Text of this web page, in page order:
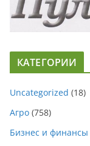
КАТЕГОРИИ
Uncategorized (18)
Агро (758)
Бизнес и финансы